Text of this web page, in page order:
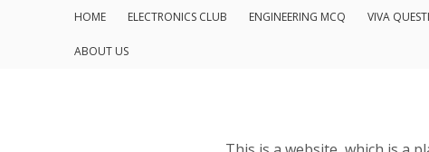
HOME ELECTRONICS CLUB ENGINEERING MCQ VIVA
ABOUT US